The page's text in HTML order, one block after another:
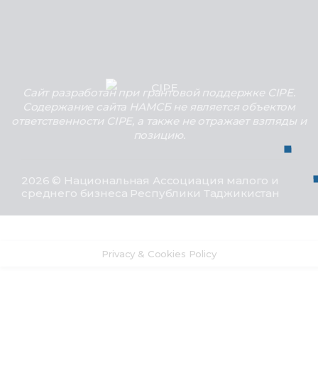
Сайт разработан при грантовой поддержке CIPE.
Содержание сайта НАМСБ не является объектом
ответственности CIPE, а также не отражает взгляды и
позицию.
2026 © Национальная Ассоциация малого и
среднего бизнеса Республики Таджикистан
Privacy & Cookies Policy